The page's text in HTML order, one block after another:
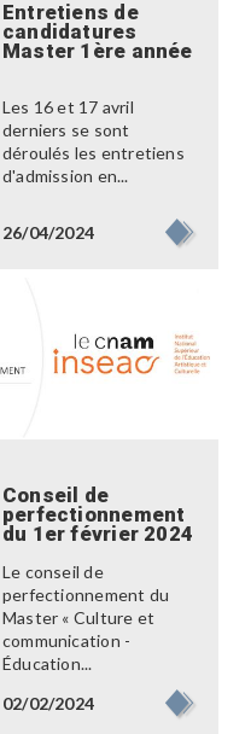
Entretiens de
candidatures
Master 1ère année
Les 16 et 17 avril
derniers se sont
déroulés les entretiens
d'admission en...
26/04/2024
Conseil de
perfectionnement
du 1er février 2024
Le conseil de
perfectionnement du
Master « Culture et
communication -
Éducation...
02/02/2024